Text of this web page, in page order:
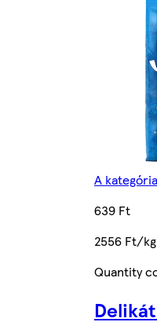
A
639 Ft
2556 Ft/kg
Quantity